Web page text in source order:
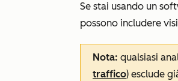
Se stai usando un
possono includere
Nota: qualsiasi
traffico) esclude